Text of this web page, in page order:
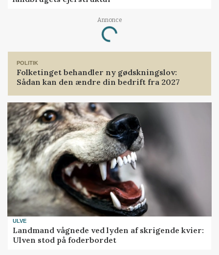
Annonce
Loading...
POLITIK
Folketinget behandler ny gødskningslov:
Sådan kan den ændre din bedrift fra 2027
ULVE
Landmand vågnede ved lyden af skrigende kvier:
Ulven stod på foderbordet